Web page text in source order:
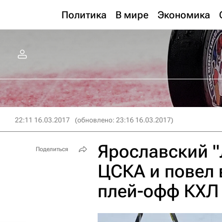
Политика В мире Экономика
22:11 16.03.2017 (обновлено: 23:16 16.03.2017)
Ярославский
ЦСКА и повел
плей-офф КХЛ
Поделиться